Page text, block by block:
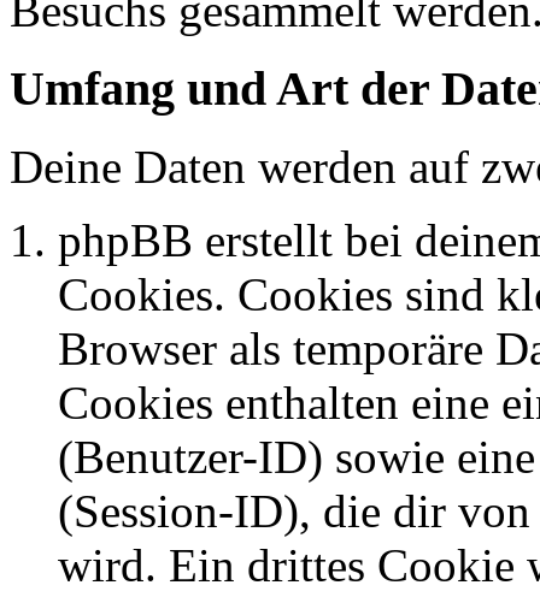
Besuchs gesammelt
Umfang und Art der
Deine Daten werden auf
phpBB erstellt bei
Cookies. Cookies sind
Browser als temporäre
Cookies enthalten eine
(Benutzer-ID) sowie
(Session-ID), die dir
wird. Ein drittes Cookie